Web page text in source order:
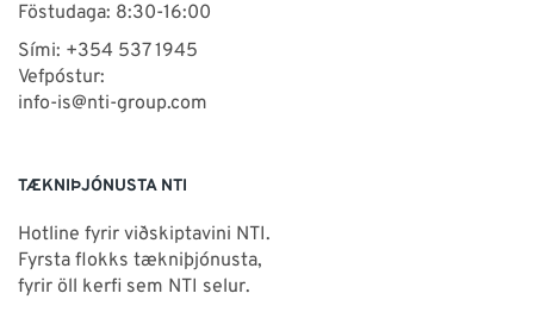
Föstudaga: 8:30-16:00
Sími: +354 537 1945
Vefpóstur:
info-is@nti-group.com
TÆKNIÞJÓNUSTA NTI
Hotline fyrir viðskiptavini NTI.
Fyrsta flokks tækniþjónusta,
fyrir öll kerfi sem NTI selur.